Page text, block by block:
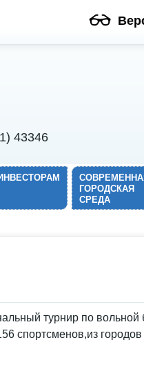
43346
ГОРОДСКАЯ
СРЕДА
турнир по вольной
спортсменов,из